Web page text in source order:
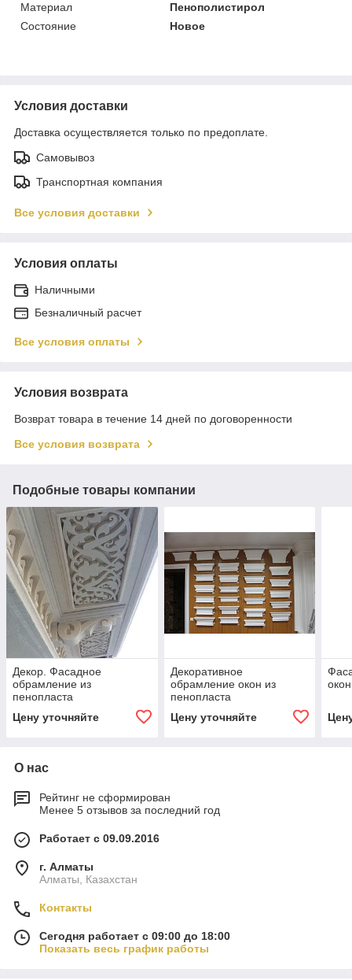
Материал
Пенополистирол
Состояние
Новое
Условия доставки
Доставка осуществляется только по предоплате.
Самовывоз
Транспортная компания
Все условия доставки
Условия оплаты
Наличными
Безналичный расчет
Все условия оплаты
Условия возврата
Возврат товара в течение 14 дней по договоренности
Все условия возврата
Подобные товары компании
Декор. Фасадное
обрамление из
пенопласта
Цену уточняйте
Декоративное
обрамление окон из
пенопласта
Цену уточняйте
О нас
Рейтинг не сформирован
Менее 5 отзывов за последний год
Работает с 09.09.2016
г. Алматы
Алматы, Казахстан
Контакты
Сегодня работает с 09:00 до 18:00
Показать весь график работы